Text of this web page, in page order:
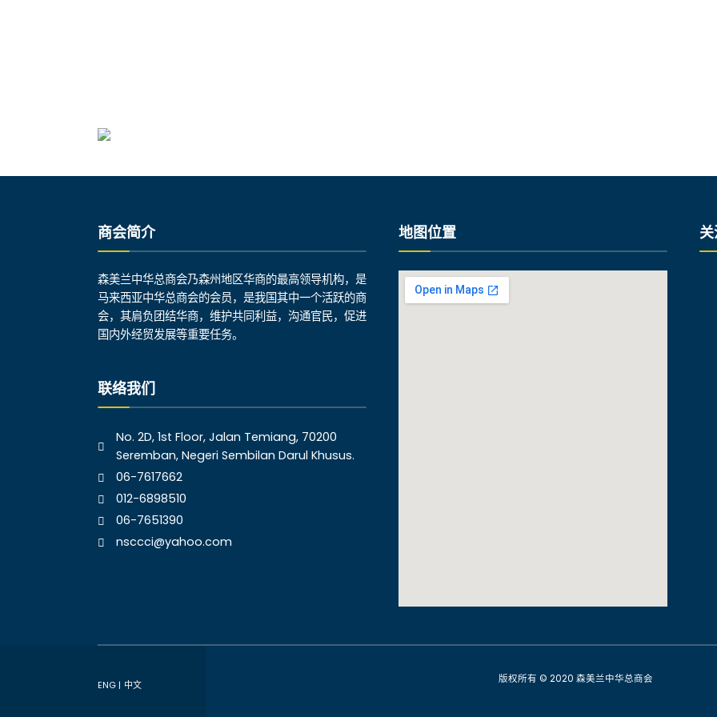
商会简介
森美兰中华总商会乃森州地区华商的最高领导机构，是
马来西亚中华总商会的会员，是我国其中一个活跃的商
会，其肩负团结华商，维护共同利益，沟通官民，促进
国内外经贸发展等重要任务。
联络我们
No. 2D, 1st Floor, Jalan Temiang, 70200
Seremban, Negeri Sembilan Darul Khusus.
06-7617662
012-6898510
06-7651390
nsccci@yahoo.com
地图位置​
ENG | 中文 版权所有 © 2020 森美兰中华总商会